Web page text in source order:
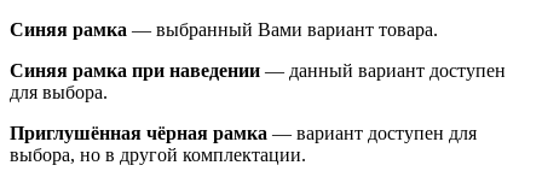
Синяя рамка — выбранный Вами вариант товара.
Синяя рамка при наведении — данный вариант доступен
для выбора.
Приглушённая чёрная рамка — вариант доступен для
выбора, но в другой комплектации.